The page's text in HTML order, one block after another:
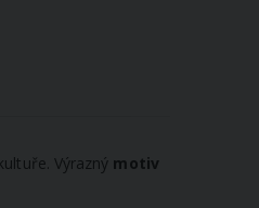
Výrazný motiv